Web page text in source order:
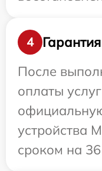
4
Гарантия
После
оплаты
устройства
сроком на